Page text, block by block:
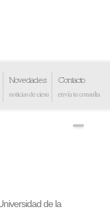
Novedades
noticias de ciesu
Contacto
envía tu consulta
de la